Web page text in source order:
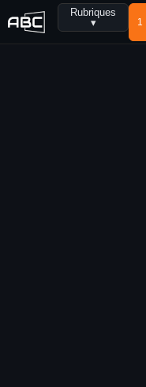
Rubriques
▾
1